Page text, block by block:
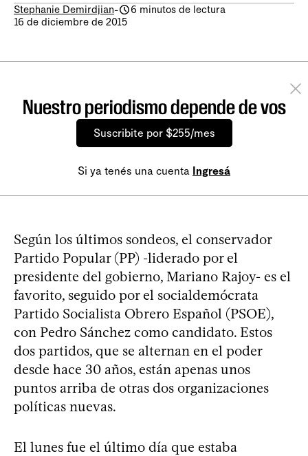
Stephanie Demirdjian-
6 minutos de lectura
16 de diciembre de 2015
Nuestro periodismo depende de vos
Suscribite por $255/mes
Si ya tenés una cuenta Ingresá
Según los últimos sondeos, el conservador
Partido Popular (PP) -liderado por el
presidente del gobierno, Mariano Rajoy- es el
favorito, seguido por el socialdemócrata
Partido Socialista Obrero Español (PSOE),
con Pedro Sánchez como candidato. Estos
dos partidos, que se alternan en el poder
desde hace 30 años, están apenas unos
puntos arriba de otras dos organizaciones
políticas nuevas.
El lunes fue el último día que estaba